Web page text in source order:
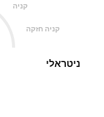
קניה
קניה חזקה
ניטראלי